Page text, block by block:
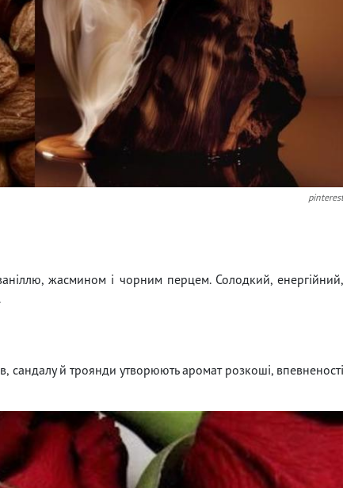
pinterest
жасмином і чорним перцем. Солодкий, енергійний,
сандалу й троянди утворюють аромат розкоші, впевненості